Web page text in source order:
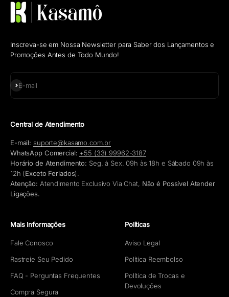
Inscreva-se em Nossa Newsletter para Saber dos Lançamentos e
Promoções Antes de Todo Mundo!
E-mail
Assinar
Central de Atendimento
E-mail: suporte@kasamo.com.br
WhatsApp Comercial: +55 (33) 99962-3187
Horário de Atendimento: Seg. à Sex. 09h às 18h e Sábado 09h às
12h (Exceto Feriados).
Atenção: Atendimento Exclusivo Via Chat, Não é Possível Atender
Ligações.
Mais Informações
Fale Conosco
Rastreie Seu Pedido
FAQ - Perguntas Frequentes
Compra Segura
Políticas
Aviso Legal
Política Reembolso
Política de Trocas e
Devoluções